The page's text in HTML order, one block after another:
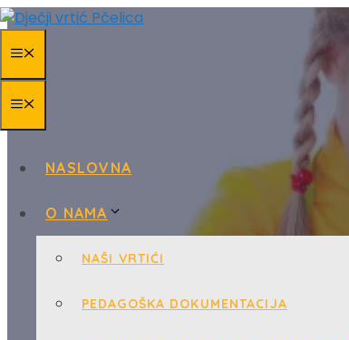
Skip
contentMENU
MENU
NASLOVNA
O NAMA
NAŠI VRTIĆI
PEDAGOŠKA DOKUMENTACIJA